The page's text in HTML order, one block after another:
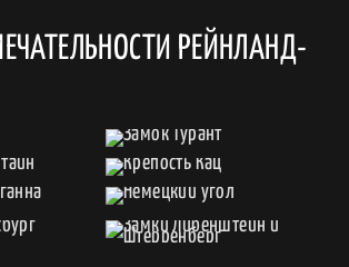
РЕЙНЛАНД-